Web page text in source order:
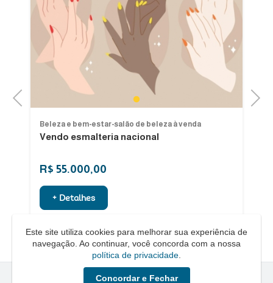
Previous 1
Beleza e bem-estar-salão de beleza à venda
Vendo esmalteria nacional
R$ 55.000,00
+ Detalhes
Next
Este site utiliza cookies para melhorar sua experiência de
navegação. Ao continuar, você concorda com a nossa
política de privacidade
Concordar e Fechar